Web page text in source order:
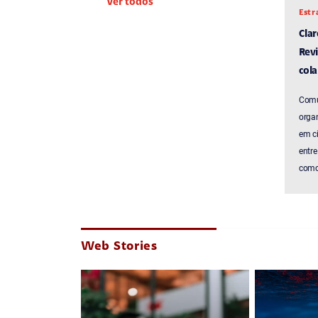
Ver todos
em
Web Stories